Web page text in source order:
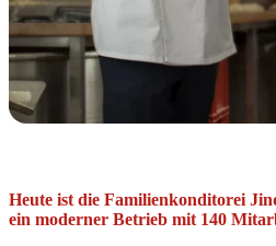
Heute ist die Familienkonditorei
ein moderner Betrieb mit 140